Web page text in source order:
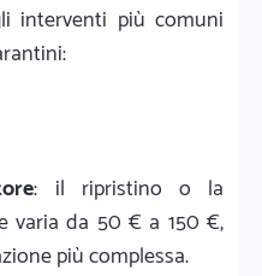
interventi più comuni
: il ripristino o la
varia da 50 € a 150 €,
più complessa.